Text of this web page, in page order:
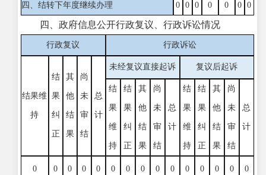
四、结转下年度继续办理 0 0 0 0 0 0 0
四、政府信息公开行政复议、行政诉讼情况
行政复议 行政诉讼
结果维
持
结
果
纠
正
其
他
结
果
尚
未
审
结
总
计
未经复议直接起诉 复议后起诉
结
果
维
持
结
果
纠
正
其
他
结
果
尚
未
审
结
总
计
结
果
维
持
结
果
纠
正
其
他
结
果
尚
未
审
结
总
计
0 0 0 0 0 0 0 0 0 0 0 0 0 0 0